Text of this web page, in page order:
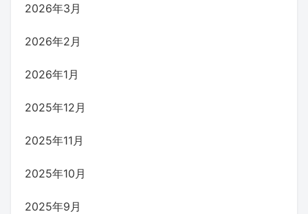
2026年3月
2026年2月
2026年1月
2025年12月
2025年11月
2025年10月
2025年9月